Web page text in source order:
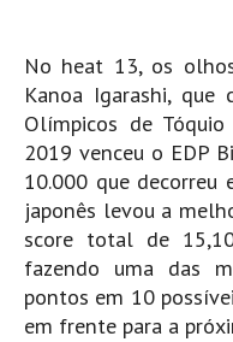
Cursos de Shape
Contactos
Contactos Surftotal
No heat 13, os
Kanoa Igarashi, que
Olímpicos de
2019 venceu o EDP
10.000 que decorreu
japonês levou a
score total de
fazendo uma das
pontos em 10
em frente para a